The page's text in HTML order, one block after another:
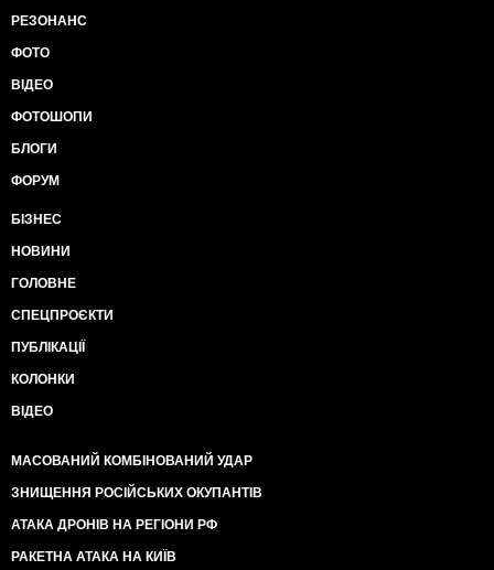
РЕЗОНАНС
ФОТО
ВІДЕО
ФОТОШОПИ
БЛОГИ
ФОРУМ
БІЗНЕС
НОВИНИ
ГОЛОВНЕ
СПЕЦПРОЄКТИ
ПУБЛІКАЦІЇ
КОЛОНКИ
ВІДЕО
МАСОВАНИЙ КОМБІНОВАНИЙ УДАР
ЗНИЩЕННЯ РОСІЙСЬКИХ ОКУПАНТІВ
АТАКА ДРОНІВ НА РЕГІОНИ РФ
РАКЕТНА АТАКА НА КИЇВ